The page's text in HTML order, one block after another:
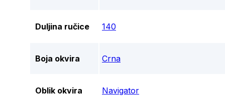
Duljina ručice 140
Boja okvira Crna
Oblik okvira Navigator